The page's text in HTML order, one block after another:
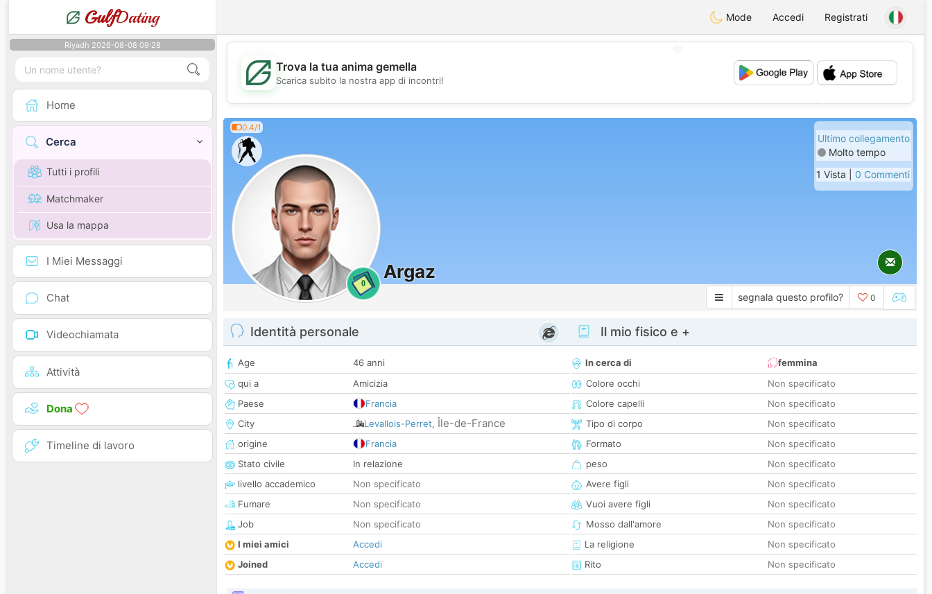
GulfDating Mode Accedi Registrati
Riyadh 2026-08-08 09:28
Home
Cerca
Tutti i profili
Matchmaker
Usa la mappa
I Miei Messaggi
Chat
Videochiamata
Attività
Dona
Timeline di lavoro
💖
💕
Trova la tua anima gemella
Scarica subito la nostra app di incontri!
0.4/1
0
Argaz
Ultimo collegamento
Molto tempo
1 Vista | 0 Commenti
segnala questo profilo? 0
Identità personale
Age
46 anni
qui a
Amicizia
Paese
Francia
City
Levallois-Perret, Île-de-France
origine
Francia
Stato civile
In relazione
livello accademico
Non specificato
Fumare
Non specificato
Job
Non specificato
I miei amici
Accedi
Joined
Accedi
Il mio fisico e +
In cerca di
femmina
Colore occhi
Non specificato
Colore capelli
Non specificato
Tipo di corpo
Non specificato
Formato
Non specificato
peso
Non specificato
Avere figli
Non specificato
Vuoi avere figli
Non specificato
Mosso dall'amore
Non specificato
La religione
Non specificato
Rito
Non specificato